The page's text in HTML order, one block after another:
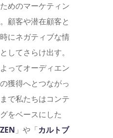
めのマーケティン
顧客や潜在顧客と
にネガティブな情
してさらけ出す。
ってオーディエン
獲得へとつながっ
で私たちはコンテ
をベースにした
」や「カルトブ